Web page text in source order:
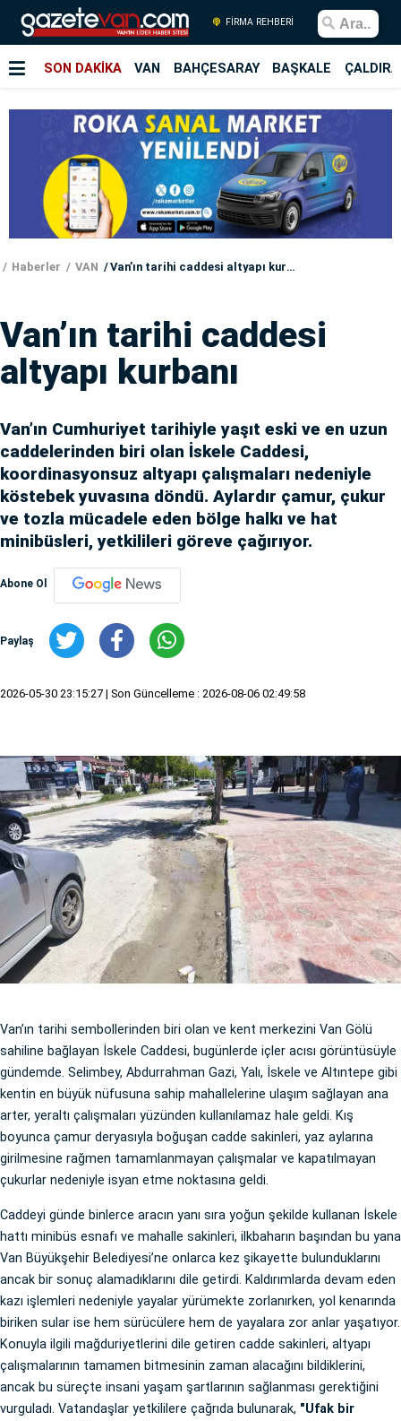
FİRMA REHBERİ
SON DAKİKA VAN BAHÇESARAY BAŞKALE
Haberler VAN Van’ın tarihi caddesi altyapı kurbanı
Van’ın tarihi caddesi
altyapı kurbanı
Van’ın Cumhuriyet tarihiyle yaşıt eski ve en uzun
caddelerinden biri olan İskele Caddesi,
koordinasyonsuz altyapı çalışmaları nedeniyle
köstebek yuvasına döndü. Aylardır çamur, çukur
ve tozla mücadele eden bölge halkı ve hat
minibüsleri, yetkilileri göreve çağırıyor.
Abone Ol
Paylaş
2026-05-30 23:15:27 | Son Güncelleme : 2026-08-06 02:49:58
Van’ın tarihi sembollerinden biri olan ve kent merkezini Van Gölü
sahiline bağlayan İskele Caddesi, bugünlerde içler acısı görüntüsüyle
gündemde. Selimbey, Abdurrahman Gazi, Yalı, İskele ve Altıntepe gibi
kentin en büyük nüfusuna sahip mahallelerine ulaşım sağlayan ana
arter, yeraltı çalışmaları yüzünden kullanılamaz hale geldi. Kış
boyunca çamur deryasıyla boğuşan cadde sakinleri, yaz aylarına
girilmesine rağmen tamamlanmayan çalışmalar ve kapatılmayan
çukurlar nedeniyle isyan etme noktasına geldi.
Caddeyi günde binlerce aracın yanı sıra yoğun şekilde kullanan İskele
hattı minibüs esnafı ve mahalle sakinleri, ilkbaharın başından bu yana
Van Büyükşehir Belediyesi’ne onlarca kez şikayette bulunduklarını
ancak bir sonuç alamadıklarını dile getirdi. Kaldırımlarda devam eden
kazı işlemleri nedeniyle yayalar yürümekte zorlanırken, yol kenarında
biriken sular ise hem sürücülere hem de yayalara zor anlar yaşatıyor.
Konuyla ilgili mağduriyetlerini dile getiren cadde sakinleri, altyapı
çalışmalarının tamamen bitmesinin zaman alacağını bildiklerini,
ancak bu süreçte insani yaşam şartlarının sağlanması gerektiğini
vurguladı. Vatandaşlar yetkililere çağrıda bulunarak, "Ufak bir